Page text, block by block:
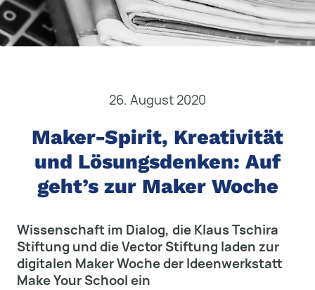
26. August 2020
Maker-Spirit, Kreativität
und Lösungsdenken: Auf
geht’s zur Maker Woche
Wissenschaft im Dialog, die Klaus Tschira
Stiftung und die Vector Stiftung laden zur
digitalen Maker Woche der Ideenwerkstatt
Make Your School ein